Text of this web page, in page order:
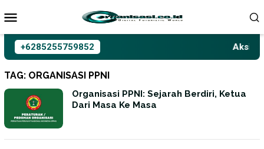
ke
+6285255759852
TAG: ORGANISASI PPNI
Organisasi PPNI: Sejarah Berdiri, Ketua
Dari Masa Ke Masa